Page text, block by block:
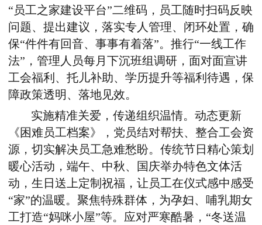
“员工之家建设平台”二维码，员工随时扫码反映
问题、提出建议，落实专人管理、闭环处置，确
保“件件有回音、事事有着落”。推行“一线工作
法”，管理人员每月下沉班组调研，面对面宣讲
工会福利、托儿补助、学历提升等福利待遇，保
障政策透明、落地见效。
实施精准关爱，传递组织温情。动态更新
《困难员工档案》，党员结对帮扶、整合工会资
源，切实解决员工急难愁盼。传统节日精心策划
暖心活动，端午、中秋、国庆举办特色文体活
动，生日送上定制祝福，让员工在仪式感中感受
“家”的温暖。聚焦特殊群体，为孕妇、哺乳期女
工打造“妈咪小屋”等。应对严寒酷暑，“冬送温